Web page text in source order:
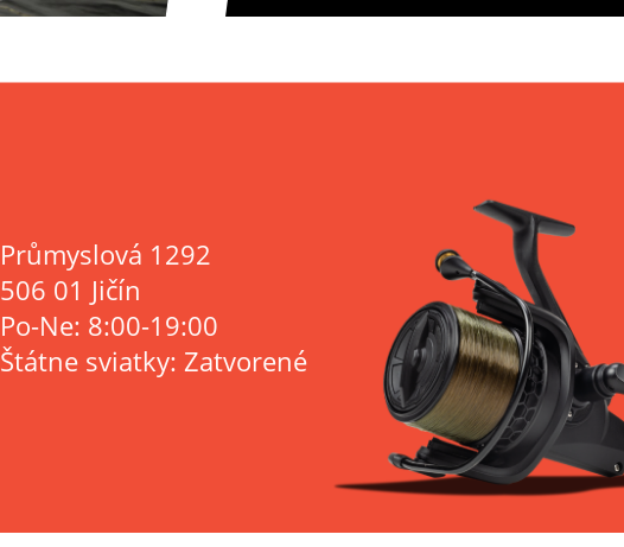
Průmyslová 1292
506 01 Jičín
Po-Ne: 8:00-19:00
Štátne sviatky: Zatvorené